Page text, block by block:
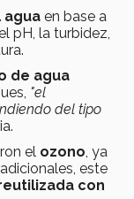
en base a
pH, la turbidez,
de agua
"el
del tipo
el ozono, ya
este
con